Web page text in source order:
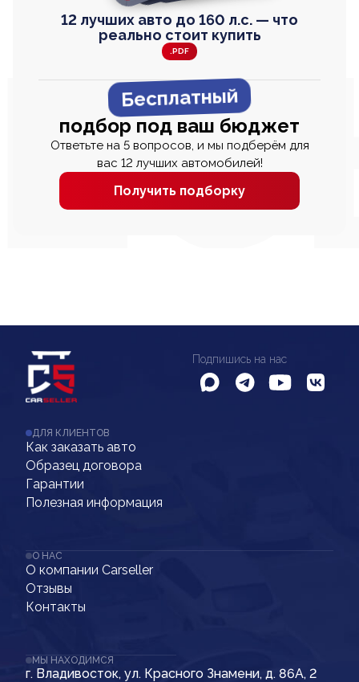
12 лучших авто до 160 л.с. — что
реально стоит купить
.PDF
Бесплатный
подбор под ваш бюджет
Ответьте на 5 вопросов, и мы подберём для
вас 12 лучших автомобилей!
Получить подборку
Подпишись на нас
ДЛЯ КЛИЕНТОВ
Как заказать авто
Образец договора
Гарантии
Полезная информация
О НАС
О компании Carseller
Отзывы
Контакты
МЫ НАХОДИМСЯ
г. Владивосток, ул. Красного Знамени, д. 86А, 2